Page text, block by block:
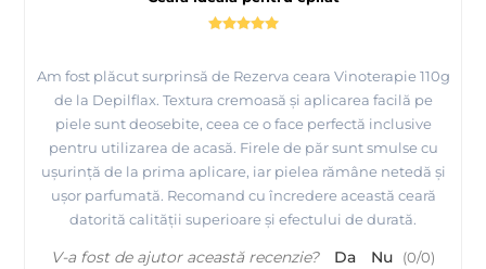
Epilarea cu ceara la rezerve ROLL ON - Depilflax
Am fost plăcut surprinsă de Rezerva ceara Vinoterapie 110g
de la Depilflax. Textura cremoasă și aplicarea facilă pe
piele sunt deosebite, ceea ce o face perfectă inclusive
pentru utilizarea de acasă. Firele de păr sunt smulse cu
ușurință de la prima aplicare, iar pielea rămâne netedă și
ușor parfumată. Recomand cu încredere această ceară
datorită calității superioare și efectului de durată.
V-a fost de ajutor această recenzie? Da Nu (0/0)